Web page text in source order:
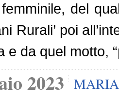
del
Rurali’ poi
e da quel motto,
2023